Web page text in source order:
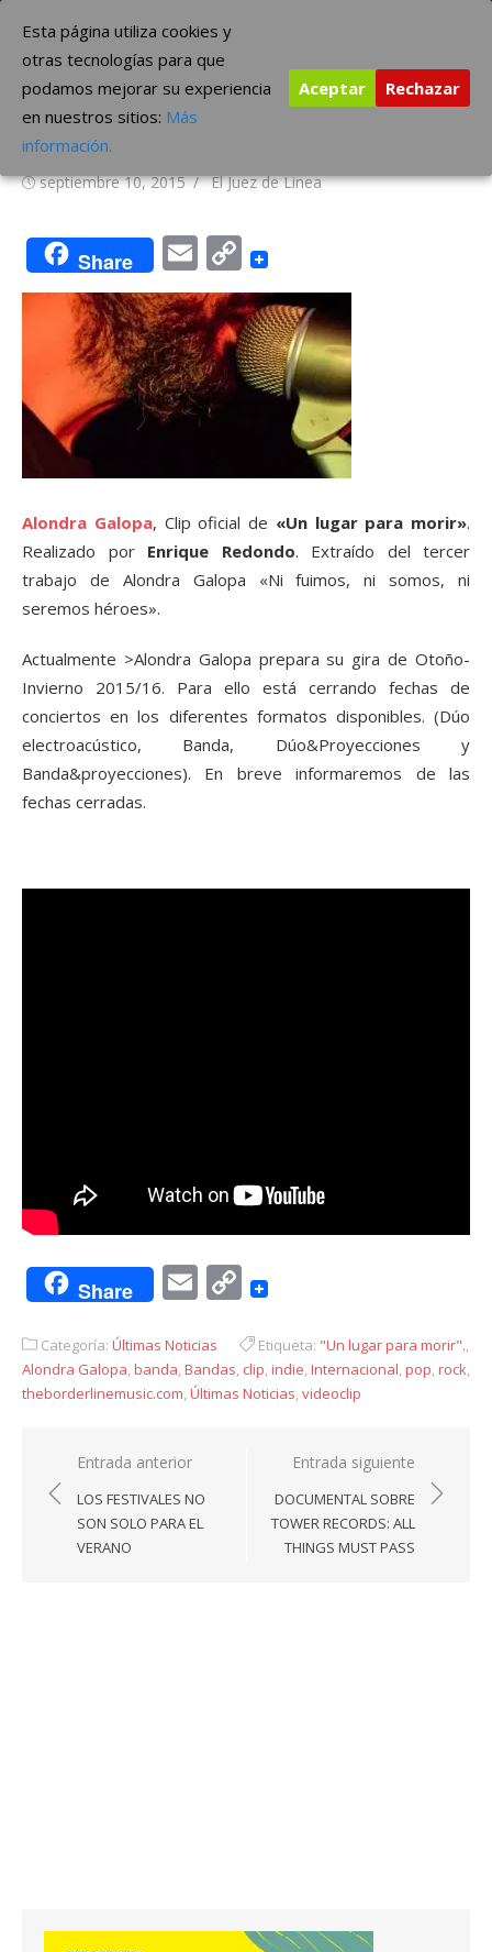
contenido
The Borderline Music
Alondra Galopa​, Clip de «Un
lugar para morir».
Publicada
septiembre 10, 2015 Autor
El Juez de Linea
Share EmailCopy
Link
Alondra Galopa​, Clip oficial de «Un lugar para morir».
Realizado por Enrique Redondo. Extraído del tercer
trabajo de Alondra Galopa «Ni fuimos, ni somos, ni
seremos héroes».
Actualmente >Alondra Galopa prepara su gira de Otoño-
Invierno 2015/16. Para ello está cerrando fechas de
conciertos en los diferentes formatos disponibles. (Dúo
electroacústico, Banda, Dúo&Proyecciones y
Banda&proyecciones). En breve informaremos de las
fechas cerradas.
Share EmailCopy
Categoría: Últimas Noticias Etiqueta: "Un lugar para morir".,
Alondra Galopa​,banda,Bandas, clip,indie,Internacional,pop,rock,
theborderlinemusic.com,Últimas Noticias,videoclip
Navegación
de
entradas
Entrada anterior
LOS FESTIVALES NO
SON SOLO PARA EL
VERANO
Entrada siguiente
DOCUMENTAL SOBRE
TOWER RECORDS: ALL
THINGS MUST PASS
Esta página utiliza cookies y
otras tecnologías para que
podamos mejorar su experiencia
en nuestros sitios: Más
información.
Aceptar Rechazar